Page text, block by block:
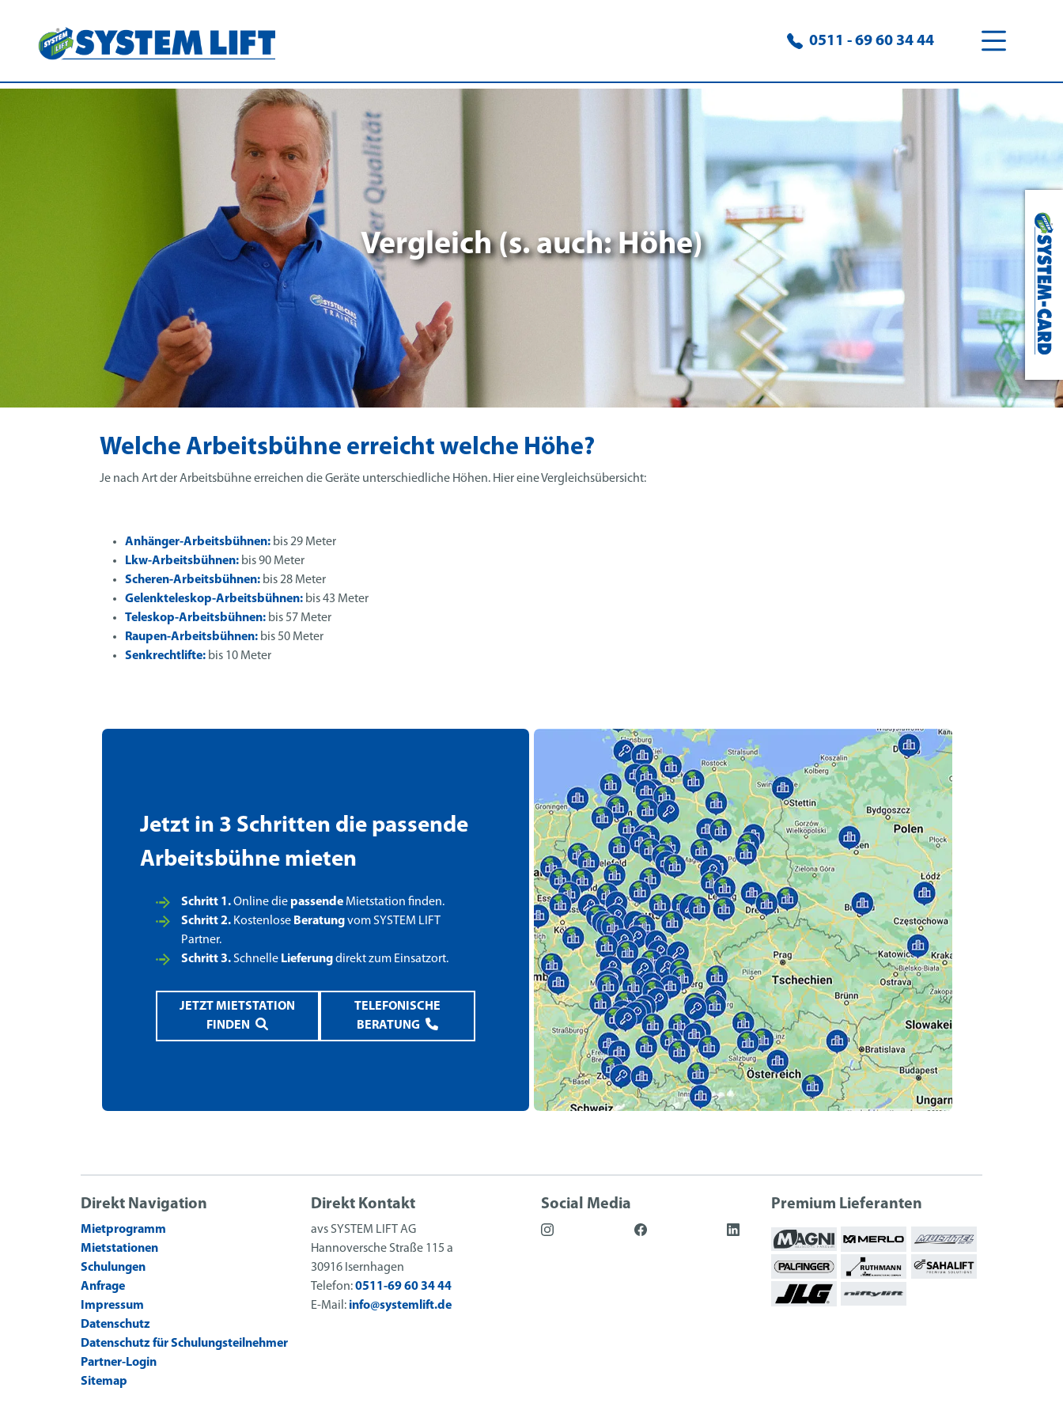
0511 - 69 60 34 44
Vergleich (s. auch: Höhe)
Welche Arbeitsbühne erreicht welche Höhe?
Je nach Art der Arbeitsbühne erreichen die Geräte unterschiedliche Höhen. Hier eine Vergleichsübersicht:
Anhänger-Arbeitsbühnen: bis 29 Meter
Lkw-Arbeitsbühnen: bis 90 Meter
Scheren-Arbeitsbühnen: bis 28 Meter
Gelenkteleskop-Arbeitsbühnen: bis 43 Meter
Teleskop-Arbeitsbühnen: bis 57 Meter
Raupen-Arbeitsbühnen: bis 50 Meter
Senkrechtlifte: bis 10 Meter
Jetzt in 3 Schritten die passende
Arbeitsbühne mieten
Schritt 1.Online diepassendeMietstation finden.
Schritt 2. Kostenlose Beratungvom SYSTEM LIFT
Partner.
Schritt 3.Schnelle Lieferungdirekt zum Einsatzort.
JETZT MIETSTATION
FINDEN
TELEFONISCHE
BERATUNG
Direkt Navigation
Mietprogramm
Mietstationen
Schulungen
Anfrage
Impressum
Datenschutz
Datenschutz für Schulungsteilnehmer
Partner-Login
Sitemap
Direkt Kontakt
avs SYSTEM LIFT AG
Hannoversche Straße 115 a
30916 Isernhagen
Telefon:0511-69 60 34 44
E-Mail: info@systemlift.de
Social Media Premium Lieferanten